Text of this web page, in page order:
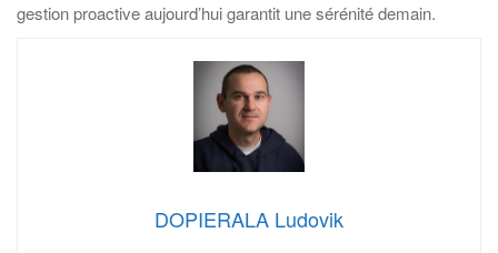
gestion proactive aujourd’hui garantit une sérénité demain.
DOPIERALA Ludovik